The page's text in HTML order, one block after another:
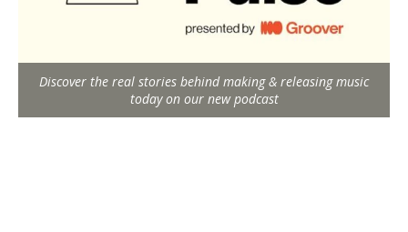
Discover the real stories behind making & releasing music
today on our new podcast